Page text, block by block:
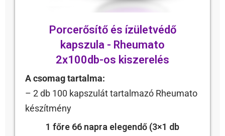
Porcerősítő és ízületvédő
kapszula - Rheumato
2x100db-os kiszerelés
A csomag tartalma:
– 2 db 100 kapszulát tartalmazó Rheumato
készítmény
1 főre 66 napra elegendő (3×1 db